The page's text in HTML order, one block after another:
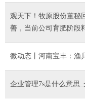
观天下！牧原股份董秘
善，当前公司育肥阶段
微动态丨河南宝丰：渔
企业管理7s是什么意思